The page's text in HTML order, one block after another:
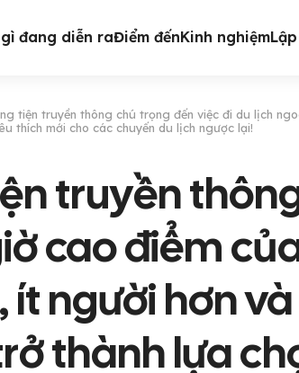
đang diễn raĐiểm đếnKinh nghiệm
tiện truyền thông chú trọng đến việc đi du lịch
thích mới cho các chuyến du lịch ngược lại!
truyền
cao điểm
ít người hơn
thành lựa